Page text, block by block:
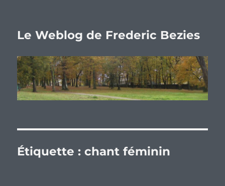
Le Weblog de Frederic Bezies
Étiquette :chant féminin